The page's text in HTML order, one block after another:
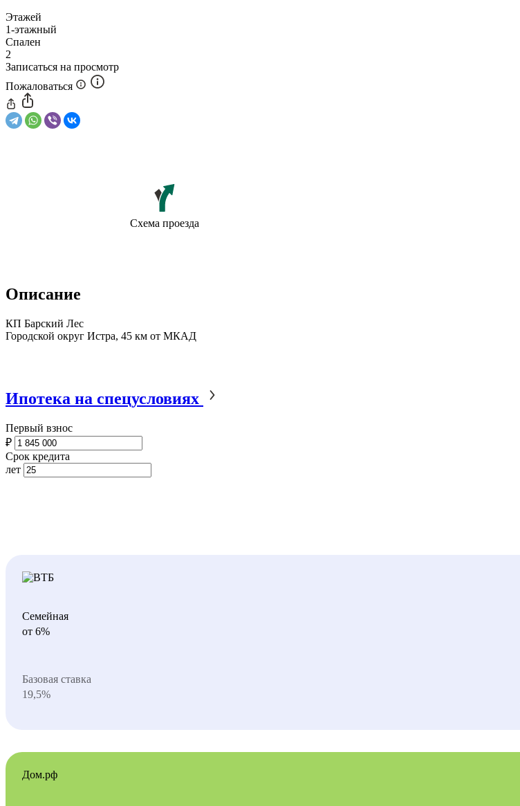
Этажей
1-этажный
Спален
2
Записаться на просмотр
Пожаловаться
Схема проезда
Описание
КП Барский Лес
Городской округ Истра, 45 км от МКАД
Ипотека на спецусловиях
Первый взнос
₽
Срок кредита
лет
Семейная
от 6%
Базовая ставка
19,5%
Дом.рф